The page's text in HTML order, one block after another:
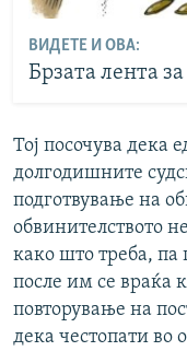
ВИДЕТЕ И ОВА:
Брзата лента
Тој посочува дека
долгодишните
подготвување на
обвинителството
како што треба, па
после им се враќа
повторување на
дека честопати во